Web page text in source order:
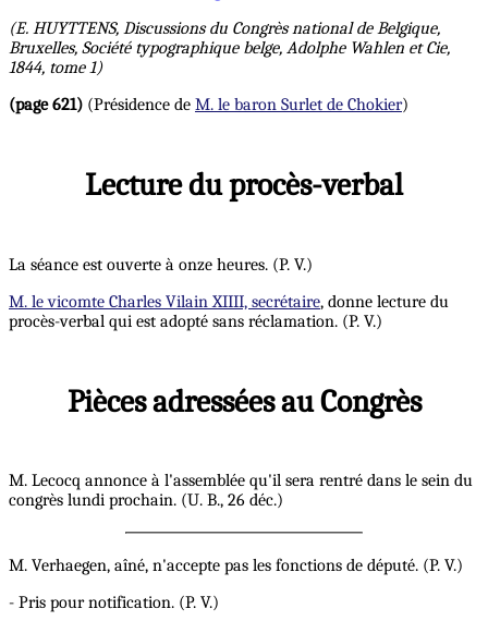
(E. HUYTTENS, Discussions du Congrès national de Belgique,
Bruxelles, Société typographique belge, Adolphe Wahlen et Cie,
1844, tome 1)
(page 621) (Présidence de M. le baron Surlet de Chokier)
Lecture du procès-verbal
La séance est ouverte à onze heures. (P. V.)
M. le vicomte Charles Vilain XIIII, secrétaire, donne lecture du
procès-verbal qui est adopté sans réclamation. (P. V.)
Pièces adressées au Congrès
M. Lecocq annonce à l'assemblée qu'il sera rentré dans le sein du
congrès lundi prochain. (U. B., 26 déc.)
M. Verhaegen, aîné, n'accepte pas les fonctions de député. (P. V.)
- Pris pour notification. (P. V.)